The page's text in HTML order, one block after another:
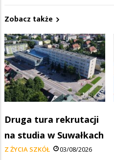
Zobacz także
Druga tura rekrutacji
na studia w Suwałkach
Z ŻYCIA SZKÓŁ 03/08/2026